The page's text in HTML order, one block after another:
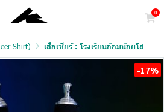
0
Shirt) เสื้อเชียร์ : โรงเรียนอ้อมน้อยโสภณชนูปถัมภ์
-17%